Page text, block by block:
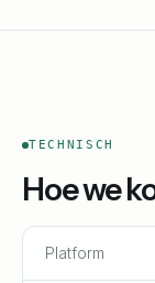
TECHNISCH
Hoe we
Platform